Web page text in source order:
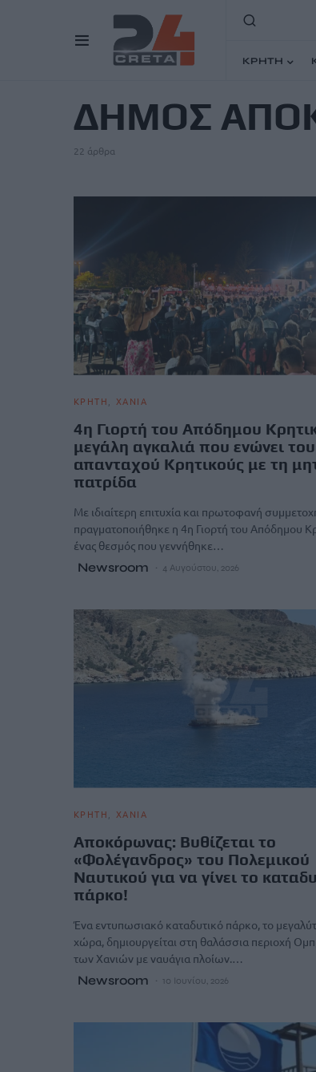
ΚΡΗΤΗ
ΔΗΜΟΣ
22 άρθρα
ΚΡΗΤΗ ΧΑΝΙΑ
4η Γιορτή του Απόδημου
μεγάλη αγκαλιά που ενώνει
απανταχού Κρητικούς με τη
πατρίδα
Με ιδιαίτερη επιτυχία και πρωτοφανή
πραγματοποιήθηκε η 4η Γιορτή του Απόδημου
ένας θεσμός που γεννήθηκε…
Newsroom 4 Αυγούστου, 2026
ΚΡΗΤΗ ΧΑΝΙΑ
Αποκόρωνας: Βυθίζεται το
«Φολέγανδρος» του Πολεμικού
Ναυτικού για να γίνει το
πάρκο!
Ένα εντυπωσιακό καταδυτικό πάρκο, το
χώρα, δημιουργείται στη θαλάσσια περιοχή
των Χανιών με ναυάγια πλοίων.…
Newsroom 10 Ιουνίου, 2026